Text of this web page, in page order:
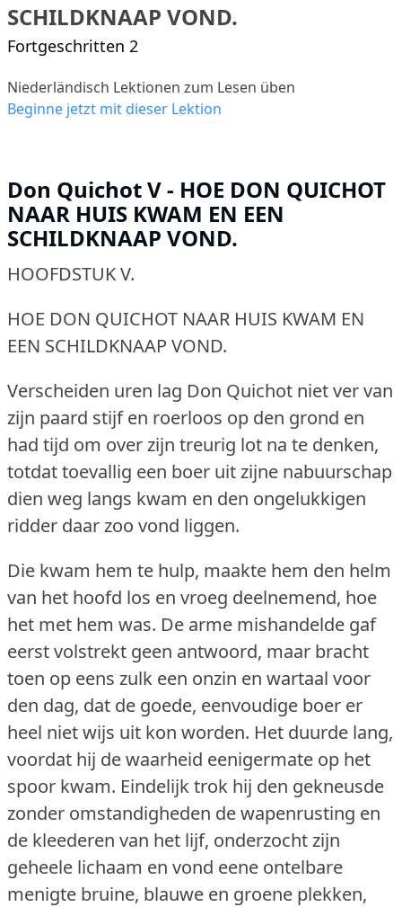
SCHILDKNAAP VOND.
Fortgeschritten 2
Niederländisch Lektionen zum Lesen üben
Beginne jetzt mit dieser Lektion
Don Quichot V - HOE DON QUICHOT
NAAR HUIS KWAM EN EEN
SCHILDKNAAP VOND.
HOOFDSTUK V.
HOE DON QUICHOT NAAR HUIS KWAM EN
EEN SCHILDKNAAP VOND.
Verscheiden uren lag Don Quichot niet ver van
zijn paard stijf en roerloos op den grond en
had tijd om over zijn treurig lot na te denken,
totdat toevallig een boer uit zijne nabuurschap
dien weg langs kwam en den ongelukkigen
ridder daar zoo vond liggen.
Die kwam hem te hulp, maakte hem den helm
van het hoofd los en vroeg deelnemend, hoe
het met hem was. De arme mishandelde gaf
eerst volstrekt geen antwoord, maar bracht
toen op eens zulk een onzin en wartaal voor
den dag, dat de goede, eenvoudige boer er
heel niet wijs uit kon worden. Het duurde lang,
voordat hij de waarheid eenigermate op het
spoor kwam. Eindelijk trok hij den gekneusde
zonder omstandigheden de wapenrusting en
de kleederen van het lijf, onderzocht zijn
geheele lichaam en vond eene ontelbare
menigte bruine, blauwe en groene plekken,